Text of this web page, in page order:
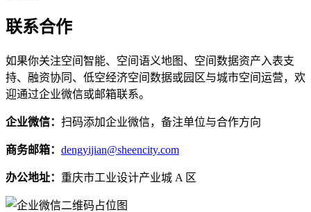
联系合作
如果你关注空间智能、空间语义地图、空间数据资产入表支
持、融资协同、低空经济空间数据或园区与城市空间运营，欢
迎通过企业微信或邮箱联系。
企业微信： 扫码添加企业微信，备注单位与合作方向
商务邮箱： dengyijian@sheencity.com
办公地址： 重庆市工业设计产业城 A 区